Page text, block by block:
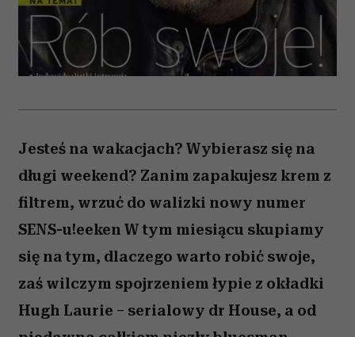
Jesteś na wakacjach? Wybierasz się na
długi weekend? Zanim zapakujesz krem z
filtrem, wrzuć do walizki nowy numer
SENS-u!eeken W tym miesiącu skupiamy
się na tym, dlaczego warto robić swoje,
zaś wilczym spojrzeniem łypie z okładki
Hugh Laurie – serialowy dr House, a od